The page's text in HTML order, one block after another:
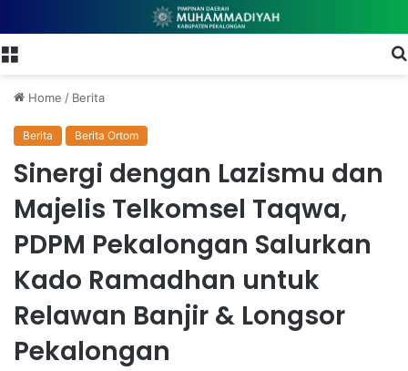
Home / Berita
Berita Berita Ortom
Sinergi dengan Lazismu dan
Majelis Telkomsel Taqwa,
PDPM Pekalongan Salurkan
Kado Ramadhan untuk
Relawan Banjir & Longsor
Pekalongan